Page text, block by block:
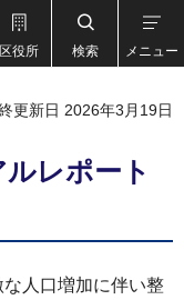
区役所 検索 メニュー
更新日 2026年3月19日
レポート
人口増加に伴い整